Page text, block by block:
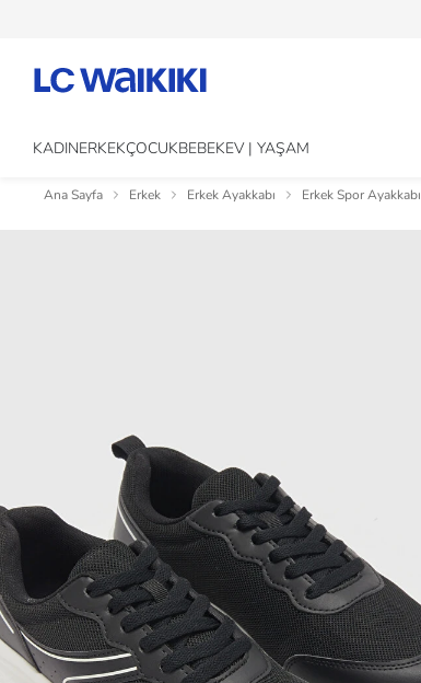
KADINERKEKÇOCUKBEBEKEV | YAŞAM
Ana Sayfa Erkek Erkek Ayakkabı Erkek Spor Ayakkabı